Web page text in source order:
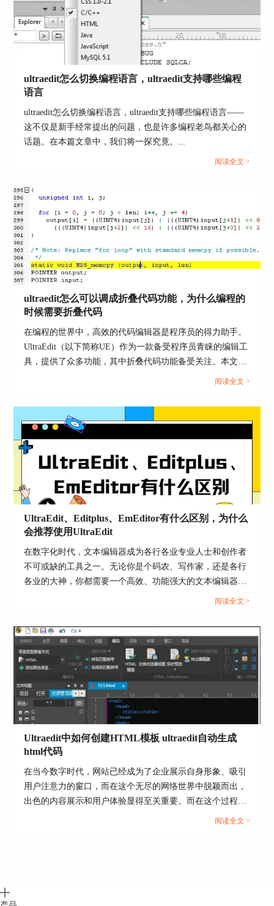
CSS样式构建器
CSS作为HTML的关联性文件，UltraEdit也为其建
立了快捷语言的功能。该功能会帮助用户快速生成
网页中的元素样式（公共样式)，但是无法生成
CSS2所有的元素样式。
点击“编码”选项，在下拉列表中找到“样式编辑
户可以在此对话框中，对“背景”、“字体/文
本”、“边缘/位置”三大项，对网页中的公共元素进
行样式设置。
构建器中的背景选项可以设置的属性种类有：
image（背景的图片）、background-attachment（背
景的平铺和滚动）、background-position（背景的
位置）。
图片3 CSS样式构建器--背景设置
字体/文本选项可以设置font（字体系列/样式/大小/
变量/粗细）、color（字体颜色）、font-stretch（字
本对齐）、text-decoration（字体修饰）、text-
transform（大/小写）共计七种属性。
图片4 字体/文本设置图
边缘/位置可以用于设置列边距以及块位置（block
ultraedit怎么切换编程语言，ultraedit支持哪些编程
语言
ultraedit怎么切换编程语言，ultraedit支持哪些编程语言——
这不仅是新手经常提出的问题，也是许多编程老鸟都关心的
话题。在本篇文章中，我们将一探究竟。...
阅读全文 >
ultraedit怎么可以调成折叠代码功能，为什么编程的
时候需要折叠代码
在编程的世界中，高效的代码编辑器是程序员的得力助手。
UltraEdit（以下简称UE）作为一款备受程序员青睐的编辑工
具，提供了众多功能，其中折叠代码功能备受关注。本文将
深入探讨如何启用UE的折叠代码功能，以及折叠代码在编程
的功能，您将事半功倍。...
阅读全文 >
UltraEdit、Editplus、EmEditor有什么区别，为什么
会推荐使用UltraEdit
在数字化时代，文本编辑器成为各行各业专业人士和创作者
不可或缺的工具之一。无论你是个码农、写作家，还是各行
各业的大神，你都需要一个高效、功能强大的文本编辑器来
处理你的文字、代码和数据。在这个领域，UltraEdit、
挖掘一下UltraEdit、Editplus、EmEditor有什么区别，还要告
诉你为什么会推荐使用UltraEdit。...
阅读全文 >
Ultraedit中如何创建HTML模板 ultraedit自动生成
html代码
在当今数字时代，网站已经成为了企业展示自身形象、吸引
用户注意力的窗口，而在这个无尽的网络世界中脱颖而出，
出色的内容展示和用户体验显得至关重要。而在这个过程
中，HTML作为构建网页的语言，扮演着举足轻重的角色。
阅读全文 >